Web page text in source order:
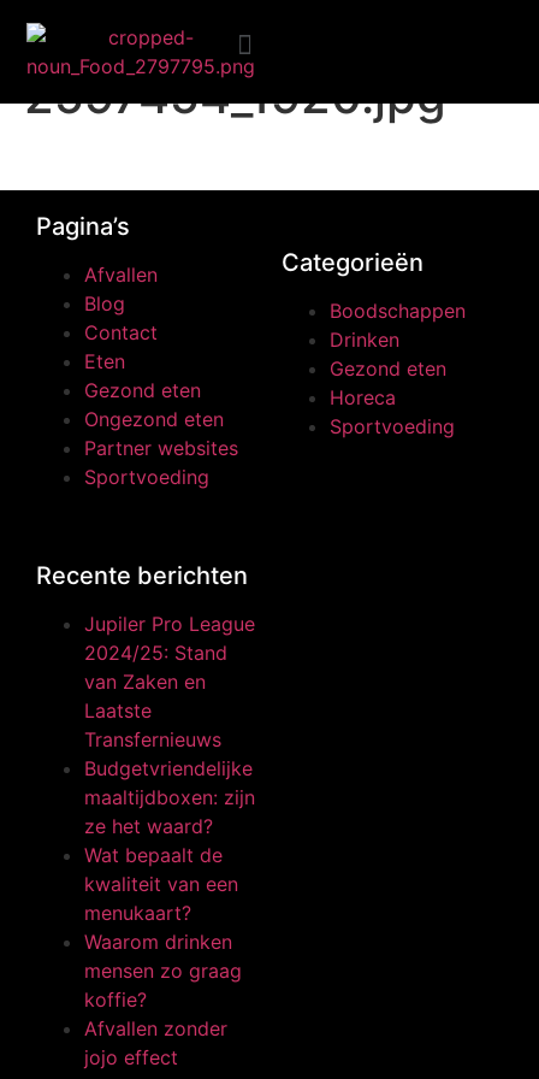
people-
2597454_1920.jpg
Pagina’s
Afvallen
Blog
Contact
Eten
Gezond eten
Ongezond eten
Partner websites
Sportvoeding
Categorieën
Boodschappen
Drinken
Gezond eten
Horeca
Sportvoeding
Recente berichten
Jupiler Pro League
2024/25: Stand
van Zaken en
Laatste
Transfernieuws
Budgetvriendelijke
maaltijdboxen: zijn
ze het waard?
Wat bepaalt de
kwaliteit van een
menukaart?
Waarom drinken
mensen zo graag
koffie?
Afvallen zonder
jojo effect